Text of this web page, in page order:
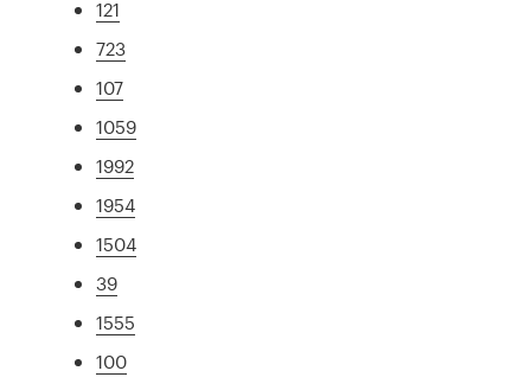
121
723
107
1059
1992
1954
1504
39
1555
100